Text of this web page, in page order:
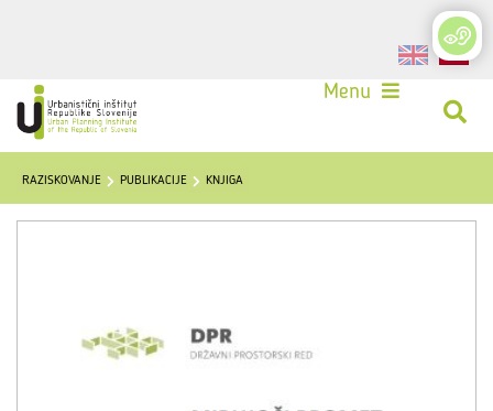
Login
Menu
RAZISKOVANJE PUBLIKACIJE KNJIGA